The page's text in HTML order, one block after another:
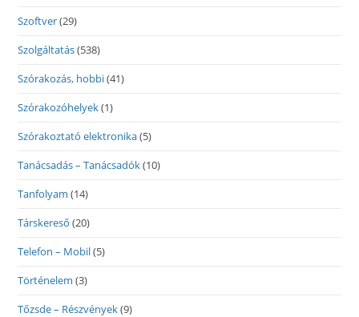
Szoftver(29)
Szolgáltatás(538)
Szórakozás, hobbi(41)
Szórakozóhelyek(1)
Szórakoztató elektronika(5)
Tanácsadás – Tanácsadók(10)
Tanfolyam (14)
Társkereső (20)
Telefon – Mobil(5)
Történelem (3)
Tőzsde – Részvények(9)